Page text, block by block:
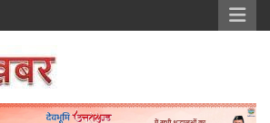
– Uttarakhand